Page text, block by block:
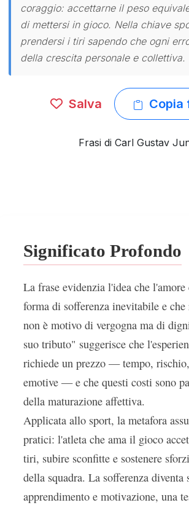
coraggio: accettarne il peso
di mettersi in gioco. Nella chiave
prendersi i tiri sapendo che ogni
della crescita personale e collettiva.
Salva Copia
Frasi di Carl Gustav
Significato Profondo
La frase evidenzia l'idea che
forma di sofferenza inevitabile e che
non è motivo di vergogna ma di
suo tributo" suggerisce che
richiede un prezzo — tempo,
emotive — e che questi costi sono
della maturazione affettiva.
Applicata allo sport, la metafora
pratici: l'atleta che ama il gioco
tiri, subire sconfitte e sostenere
della squadra. La sofferenza diventa
apprendimento e motivazione, una